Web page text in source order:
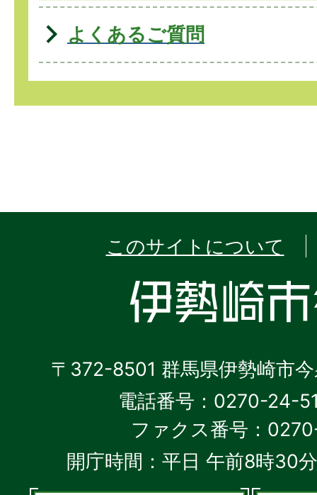
よくあるご質問
このサイトについて
〒372-8501 群馬県伊勢崎市
電話番号：0270-24-
ファクス番号：
開庁時間：平日 午前8時30